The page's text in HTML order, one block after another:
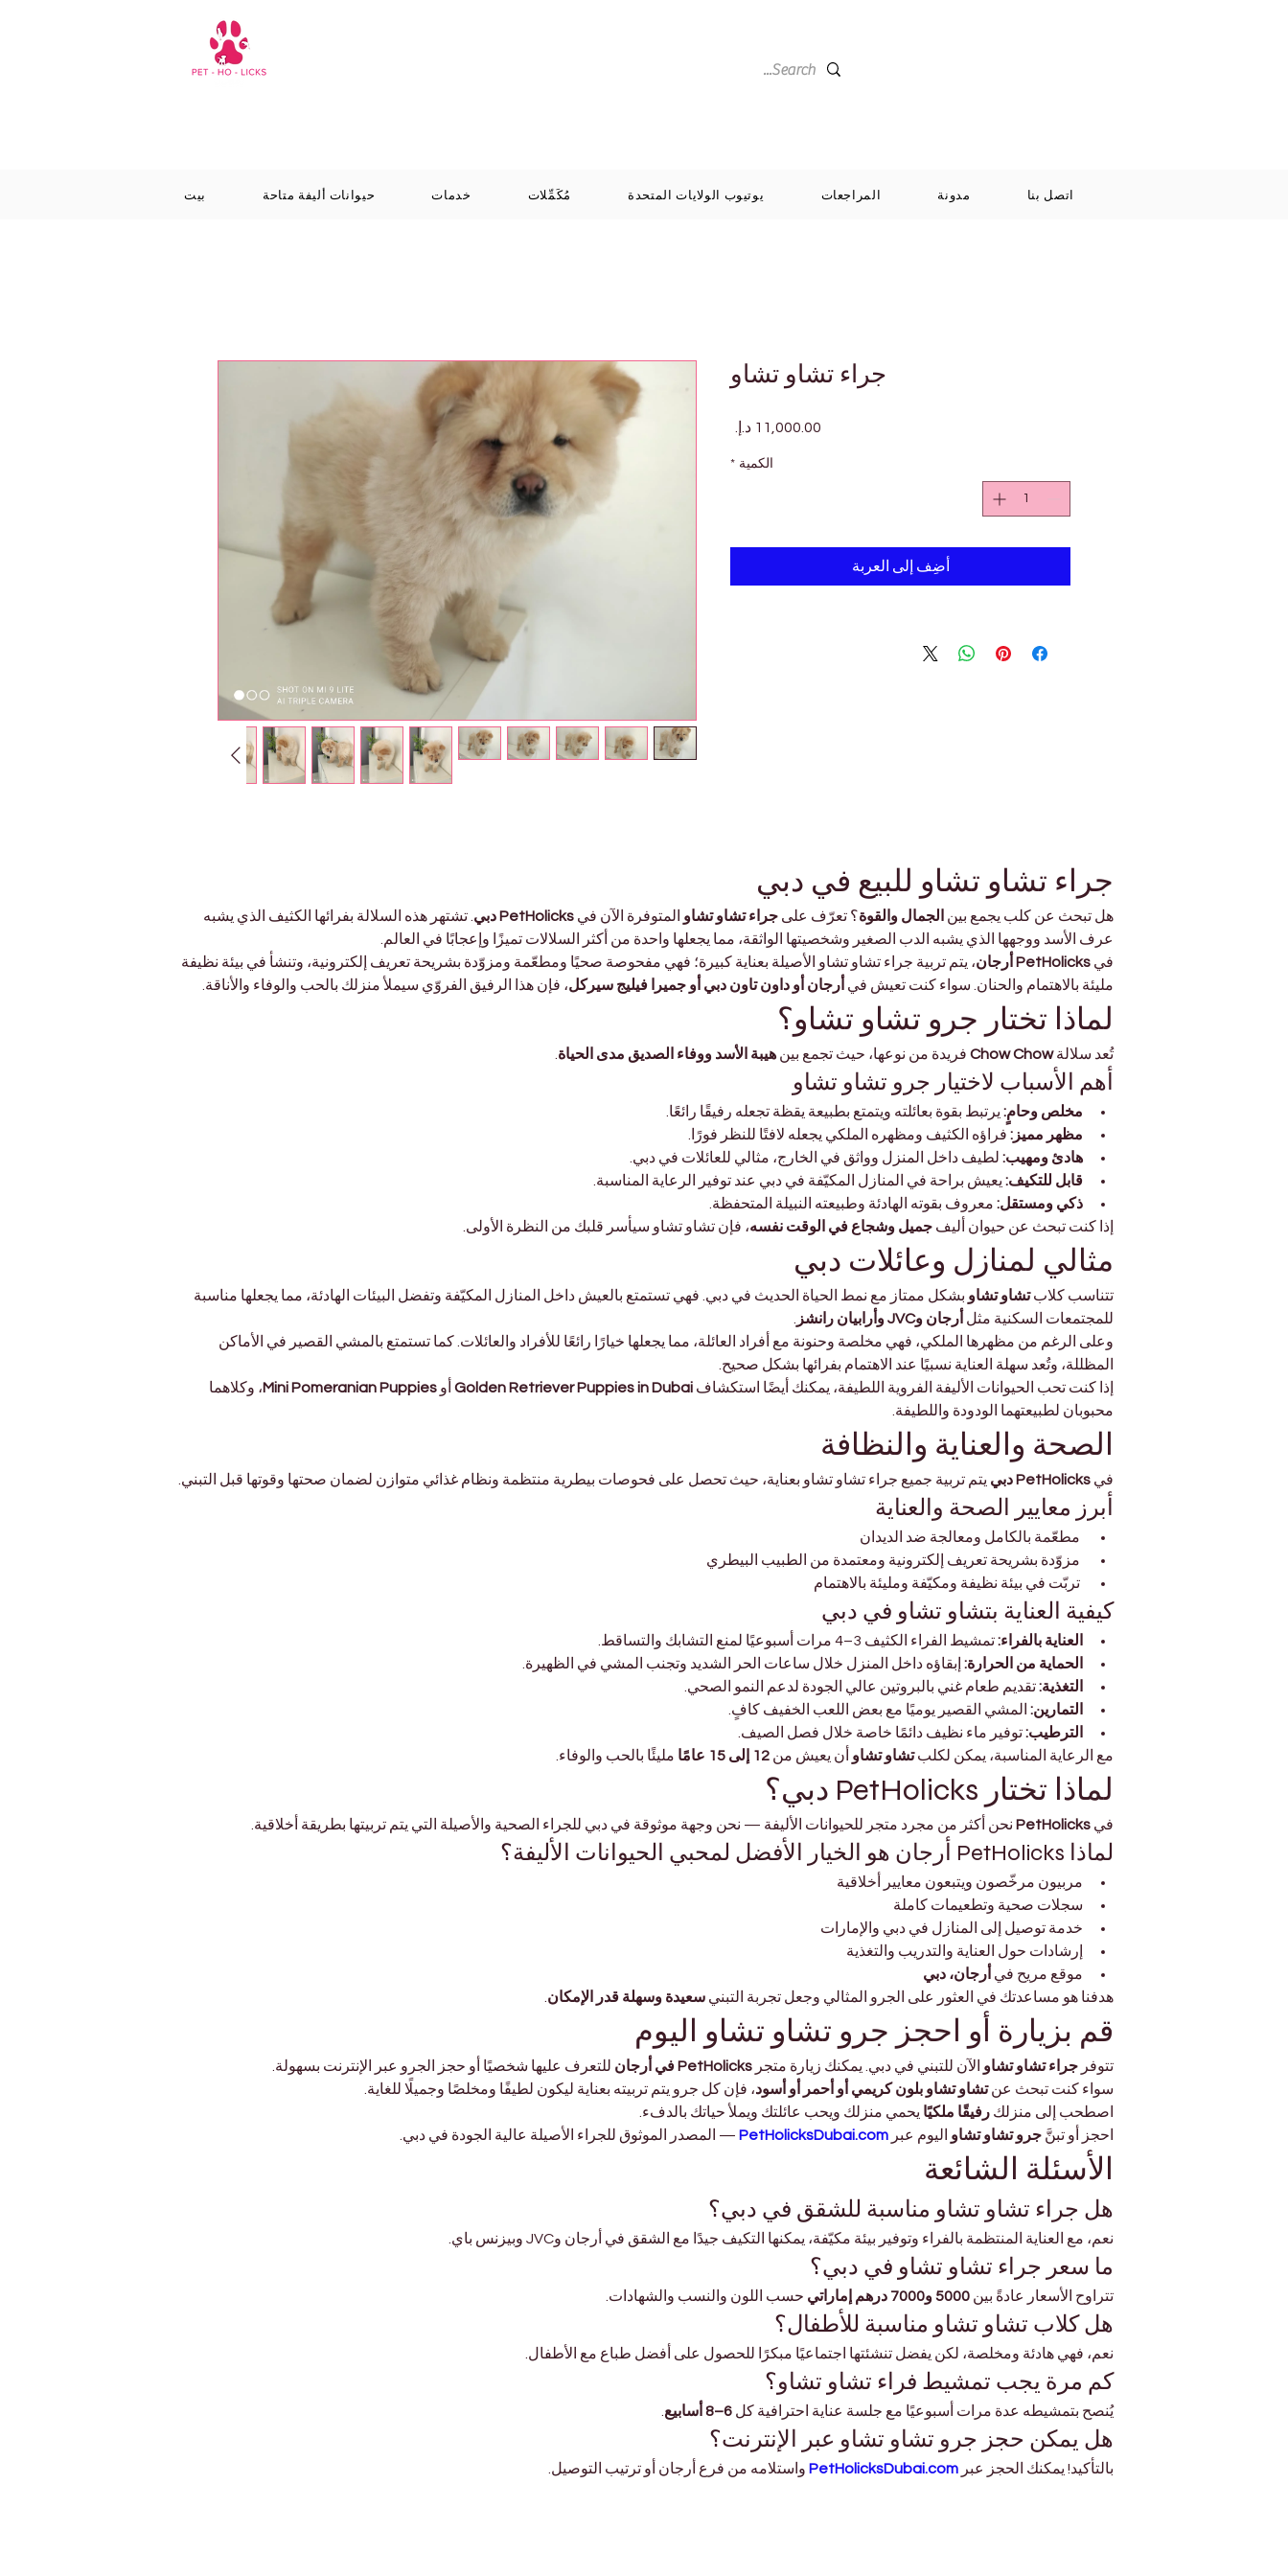
بيت حيوانات أليفة متاحة خدمات مُكَمِّلات يوتيوب الولايات المتحدة المراجعات مدونة اتصل بنا
جراء تشاو تشاو
الكمية *
أضِف إلى العربة
جراء تشاو تشاو للبيع في دبي
هل تبحث عن كلب يجمع بين الجمال والقوة؟ تعرّف على جراء تشاو تشاو المتوفرة الآن في PetHolicks دبي
. تشتهر هذه السلالة بفرائها الكثيف الذي يشبه
عرف الأسد ووجهها الذي يشبه الدب الصغير وشخصيتها الواثقة، مما يجعلها واحدة من أكثر السلالات تميزًا وإعجابًا في العالم.
في PetHolicks أرجان
، يتم تربية جراء تشاو تشاو الأصيلة بعناية كبيرة؛ فهي مفحوصة صحيًا ومطعّمة ومزوّدة بشريحة تعريف إلكترونية، وتنشأ في بيئة نظيفة
مليئة بالاهتمام والحنان. سواء كنت تعيش في أرجان أو داون تاون دبي أو جميرا فيليج سيركل، فإن هذا الرفيق الفروّي سيملأ منزلك بالحب والوفاء والأناقة.
لماذا تختار جرو تشاو تشاو؟
تُعد سلالة Chow Chow فريدة من نوعها، حيث تجمع بين هيبة الأسد ووفاء الصديق مدى الحياة
أهم الأسباب لاختيار جرو تشاو تشاو
مخلص وحامٍ: يرتبط بقوة بعائلته ويتمتع بطبيعة يقظة تجعله رفيقًا رائعًا.
مظهر مميز: فراؤه الكثيف ومظهره الملكي يجعله لافتًا للنظر فورًا.
هادئ ومهيب: لطيف داخل المنزل وواثق في الخارج، مثالي للعائلات في دبي.
قابل للتكيف: يعيش براحة في المنازل المكيّفة في دبي عند توفير الرعاية المناسبة.
ذكي ومستقل: معروف بقوته الهادئة وطبيعته النبيلة المتحفظة.
إذا كنت تبحث عن حيوان أليف جميل وشجاع في الوقت نفسه، فإن تشاو تشاو سيأسر قلبك من النظرة الأولى.
مثالي لمنازل وعائلات دبي
تتناسب كلاب تشاو تشاو بشكل ممتاز مع نمط الحياة الحديث في دبي. فهي تستمتع بالعيش داخل المنازل المكيّفة وتفضل البيئات الهادئة، مما يجعلها مناسبة
للمجتمعات السكنية مثل أرجان وJVC وأرابيان رانشز
وعلى الرغم من مظهرها الملكي، فهي مخلصة وحنونة مع أفراد العائلة، مما يجعلها خيارًا رائعًا للأفراد والعائلات. كما تستمتع بالمشي القصير في الأماكن
المظللة، وتُعد سهلة العناية نسبيًا عند الاهتمام بفرائها بشكل صحيح.
إذا كنت تحب الحيوانات الأليفة الفروية اللطيفة، يمكنك أيضًا استكشاف Golden Retriever Puppies in Dubai أو Mini Pomeranian Puppies، وكلاهما
محبوبان لطبيعتهما الودودة واللطيفة.
الصحة والعناية والنظافة
في PetHolicks دبي يتم تربية جميع جراء تشاو تشاو بعناية، حيث تحصل على فحوصات بيطرية منتظمة ونظام غذائي متوازن لضمان صحتها وقوتها قبل التبني.
أبرز معايير الصحة والعناية
كيفية العناية بتشاو تشاو في دبي
العناية بالفراء: تمشيط الفراء الكثيف 3–4 مرات أسبوعيًا لمنع التشابك والتساقط.
الحماية من الحرارة: إبقاؤه داخل المنزل خلال ساعات الحر الشديد وتجنب المشي في الظهيرة.
التغذية: تقديم طعام غني بالبروتين عالي الجودة لدعم النمو الصحي.
التمارين: المشي القصير يوميًا مع بعض اللعب الخفيف كافٍ.
الترطيب: توفير ماء نظيف دائمًا خاصة خلال فصل الصيف.
مع الرعاية المناسبة، يمكن لكلب تشاو تشاو أن يعيش من 12 إلى 15 عامًا مليئًا بالحب والوفاء.
لماذا تختار PetHolicks دبي؟
في PetHolicks نحن أكثر من مجرد متجر للحيوانات الأليفة — نحن وجهة موثوقة في دبي للجراء الصحية والأصيلة التي يتم تربيتها بطريقة أخلاقية.
لماذا PetHolicks أرجان هو الخيار الأفضل لمحبي الحيوانات الأليفة؟
مربيون مرخّصون ويتبعون معايير أخلاقية
سجلات صحية وتطعيمات كاملة
خدمة توصيل إلى المنازل في دبي والإمارات
إرشادات حول العناية والتدريب والتغذية
موقع مريح في أرجان، دبي
هدفنا هو مساعدتك في العثور على الجرو المثالي وجعل تجربة التبني سعيدة وسهلة قدر الإمكان
قم بزيارة أو احجز جرو تشاو تشاو اليوم
تتوفر جراء تشاو تشاو الآن للتبني في دبي. يمكنك زيارة متجر PetHolicks في أرجان
للتعرف عليها شخصيًا أو حجز الجرو عبر الإنترنت بسهولة.
سواء كنت تبحث عن تشاو تشاو بلون كريمي أو أحمر أو أسود، فإن كل جرو يتم تربيته بعناية ليكون لطيفًا ومخلصًا وجميلًا للغاية.
اصطحب إلى منزلك رفيقًا ملكيًا يحمي منزلك ويحب عائلتك ويملأ حياتك بالدفء.
احجز أو تبنَّ جرو تشاو تشاو اليوم عبر PetHolicksDubai.com — المصدر الموثوق للجراء الأصيلة عالية الجودة في دبي.
الأسئلة الشائعة
هل جراء تشاو تشاو مناسبة للشقق في دبي؟
نعم، مع العناية المنتظمة بالفراء وتوفير بيئة مكيّفة، يمكنها التكيف جيدًا مع الشقق في أرجان وJVC وبيزنس باي.
ما سعر جراء تشاو تشاو في دبي؟
تتراوح الأسعار عادةً بين 5000 و7000 درهم إماراتي حسب اللون والنسب والشهادات.
هل كلاب تشاو تشاو مناسبة للأطفال؟
نعم، فهي هادئة ومخلصة، لكن يفضل تنشئتها اجتماعيًا مبكرًا للحصول على أفضل طباع مع الأطفال.
كم مرة يجب تمشيط فراء تشاو تشاو؟
يُنصح بتمشيطه عدة مرات أسبوعيًا مع جلسة عناية احترافية كل 6–8 أسابيع
هل يمكن حجز جرو تشاو تشاو عبر الإنترنت؟
بالتأكيد! يمكنك الحجز عبر PetHolicksDubai.com واستلامه من فرع أرجان أو ترتيب التوصيل.